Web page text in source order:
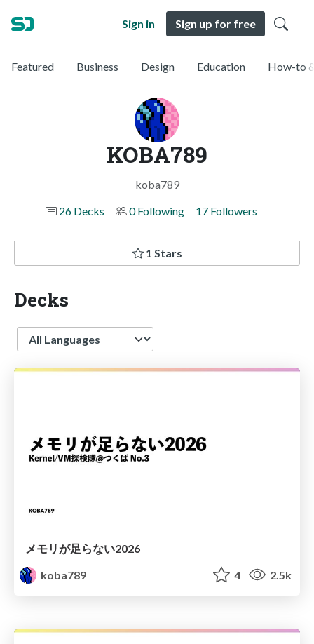
Sign in Sign up for free
Featured Business Design Education How-to
KOBA789
koba789
26 Decks
0 Following 17 Followers
1 Stars
Decks
Language
メモリが足らない2026
koba789
4 2.5k